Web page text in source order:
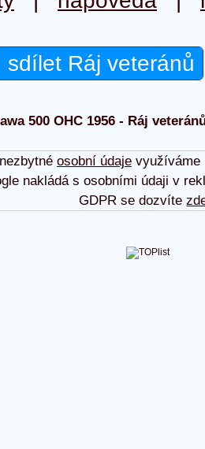
sdílet Ráj veteránů
500 OHC 1956 - Ráj
osobní údajevyužíváme
nakládá s osobními údaji v
GDPR se dozvíte